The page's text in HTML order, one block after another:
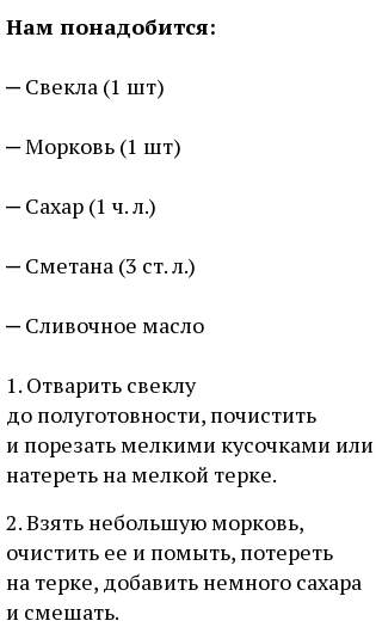
Нам понадобится:
Свекла (1 шт)
Морковь (1 шт)
Сахар (1 ч. л.)
Сметана (3 ст. л.)
Сливочное масло
1. Отварить свеклу
до полуготовности, почистить
и порезать мелкими кусочками или
натереть на мелкой терке.
2. Взять небольшую морковь,
очистить ее и помыть, потереть
на терке, добавить немного сахара
и смешать.